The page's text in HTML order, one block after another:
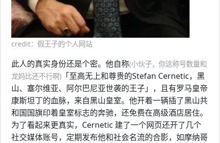
credit：假王子的个人网站
此人的真实身份还是个密。他自称(小伙子，你这称号数量和
龙妈比还不行啊) 「至高无上和尊贵的Stefan Cernetic，黑
山、塞尔维亚、阿尔巴尼亚世袭的王子」，且有罗马皇帝
康斯坦丁的血脉，来自黑山皇室。他开着一辆插了黑山共
和国国旗印着皇室标志的奔驰，还免费在高级酒店居住。
为了看起来更真实，Cernetic 建了一个网页还开了几个
社交媒体账号，定期发布他和社会名流的合影，如摩纳哥